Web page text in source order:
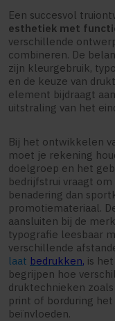
Een succesvol
esthetiek met
verschillende
combineren. De
zijn kleurgebruik,
en de keuze van
element bijdraagt
uitstraling van het
Bij het ontwikkelen
moet je rekening
doelgroep en het
bedrijfstrui vraagt om
benadering dan
promotiemateriaal.
aansluiten bij de
typografie leesbaar
verschillende
laat bedrukken, is
begrijpen hoe
druktechnieken
print of borduring
beïnvloeden.